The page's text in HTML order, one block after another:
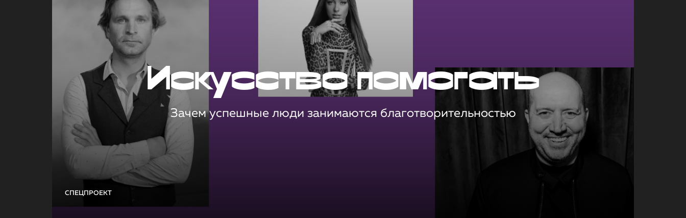
СПЕЦПРОЕКТ
Искусство помогать
Зачем успешные люди занимаются благотворительностью